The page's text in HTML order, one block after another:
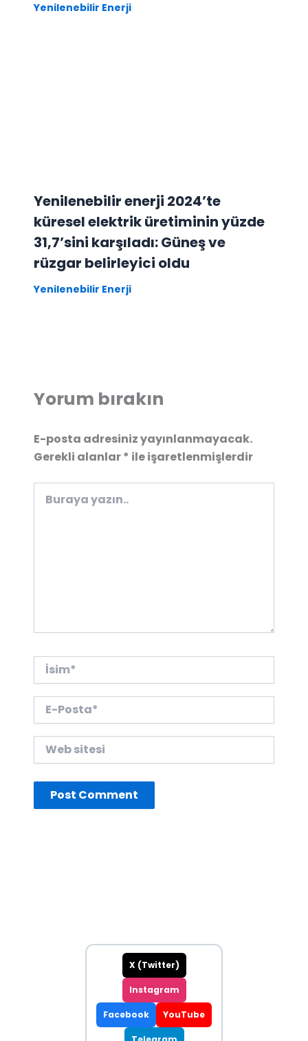
Yenilenebilir Enerji
Yenilenebilir enerji 2024’te
küresel elektrik üretiminin yüzde
31,7’sini karşıladı: Güneş ve
rüzgar belirleyici oldu
Yenilenebilir Enerji
Yorum bırakın
E-posta adresiniz yayınlanmayacak.
Gerekli alanlar* ile işaretlenmişlerdir
yazın..
İsim*
Posta*
sitesi
X (Twitter)
Instagram
Facebook YouTube